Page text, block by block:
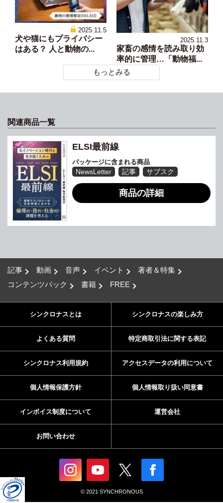
2025.11.5
犬や猫にもプライバシー
はある？ 人と動物の...
2025.11.3
家畜の感情を読み取り効
率的に管理…「動物福...
もっとみる
関連商品一覧
ELSI最前線
パッケージに含まれる商品
NewsLetter 記事 サブスク
商品の詳細
記事 動画 音声 イベント
著者＆特集
コンテンツパック
書籍 FREE
シンクロナスとは シンクロナスの楽しみ方
よくある質問 特定商取引法に関する表記
シンクロナス利用規約 アクセスデータの利用について
個人情報保護方針 個人情報取り扱い同意書
インボイス制度について 運営会社
お問い合わせ
© 2021 SYNCHRONOUS